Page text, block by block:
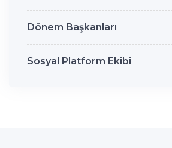
Dönem Başkanları
Sosyal Platform Ekibi